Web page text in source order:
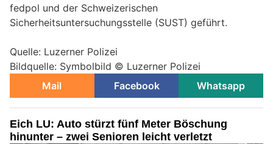
fedpol und der Schweizerischen
Sicherheitsuntersuchungsstelle (SUST) geführt.
Quelle: Luzerner Polizei
Bildquelle: Symbolbild © Luzerner Polizei
Mail
Facebook Whatsapp
Eich LU: Auto stürzt fünf Meter Böschung
hinunter – zwei Senioren leicht verletzt